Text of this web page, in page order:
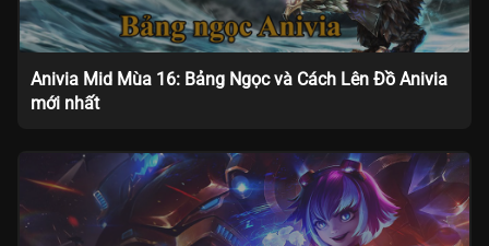
Anivia Mid Mùa 16: Bảng Ngọc và Cách Lên Đồ Anivia
mới nhất